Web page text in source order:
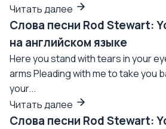
Читать далее
Слова песни Rod Stewart:
на английском языке
Here you stand with tears in your
arms Pleading with me to take you
your...
Читать далее
Слова песни Rod Stewart: